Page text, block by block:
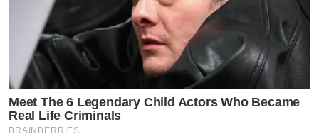
Meet The 6 Legendary Child Actors Who Became
Real Life Criminals
BRAINBERRIES